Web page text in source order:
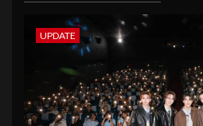
UPDATE